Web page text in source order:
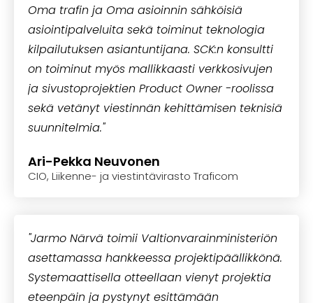
Oma trafin ja Oma asioinnin sähköisiä
asiointipalveluita sekä toiminut teknologia
kilpailutuksen asiantuntijana. SCK:n konsultti
on toiminut myös mallikkaasti verkkosivujen
ja sivustoprojektien Product Owner -roolissa
sekä vetänyt viestinnän kehittämisen teknisiä
suunnitelmia."
Ari-Pekka Neuvonen
CIO, Liikenne- ja viestintävirasto Traficom
"Jarmo Närvä toimii Valtionvarainministeriön
asettamassa hankkeessa projektipäällikkönä.
Systemaattisella otteellaan vienyt projektia
eteenpäin ja pystynyt esittämään